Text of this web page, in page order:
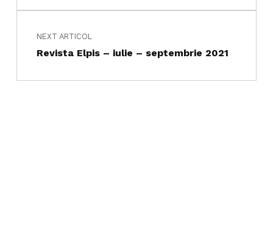
NEXT ARTICOL
Revista Elpis – iulie – septembrie 2021